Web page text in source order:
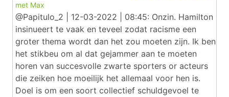
met Max
@Papitulo_2 | 12-03-2022 | 08:45: Onzin. Hamilton
insinueert te vaak en teveel zodat racisme een
groter thema wordt dan het zou moeten zijn. Ik ben
het stikbeu om al dat gejammer aan te moeten
horen van succesvolle zwarte sporters or acteurs
die zeiken hoe moeilijk het allemaal voor hen is.
Doel is om een soort collectief schuldgevoel te